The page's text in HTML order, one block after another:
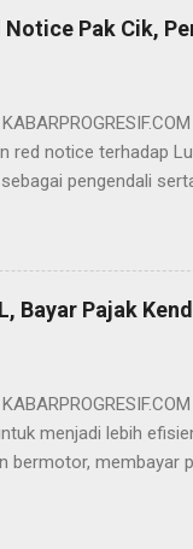
hakim, kasus yang
Ervan diputus
Pak Cik,
red notice terhadap
pengendali
Hakim alias
Polri Brigjen Eko Hadi
warga negara
status
Bayar Pajak
menjadi lebih
bermotor, membayar
Bermotor